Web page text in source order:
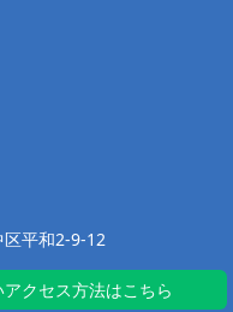
区平和2-9-12
クセス方法はこちら